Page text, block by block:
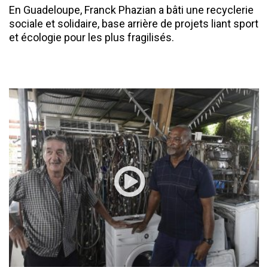
En Guadeloupe, Franck Phazian a bâti une recyclerie
sociale et solidaire, base arrière de projets liant sport
et écologie pour les plus fragilisés.